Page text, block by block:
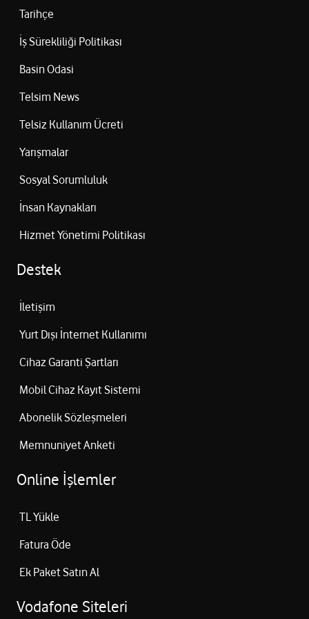
Tarihçe
İş Sürekliliği Politikası
Basin Odasi
Telsim News
Telsiz Kullanım Ücreti
Yarışmalar
Sosyal Sorumluluk
İnsan Kaynakları
Hizmet Yönetimi Politikası
Destek
İletişim
Yurt Dışı İnternet Kullanımı
Cihaz Garanti Şartları
Mobil Cihaz Kayıt Sistemi
Abonelik Sözleşmeleri
Memnuniyet Anketi
Online İşlemler
TL Yükle
Fatura Öde
Ek Paket Satın Al
Vodafone Siteleri